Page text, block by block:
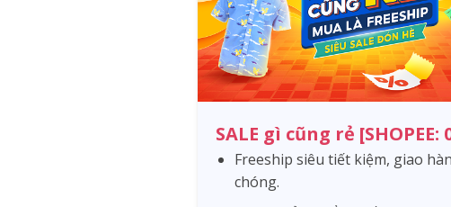
SALE gì cũng rẻ [SHOPEE:
Freeship siêu tiết kiệm, giao
chóng.